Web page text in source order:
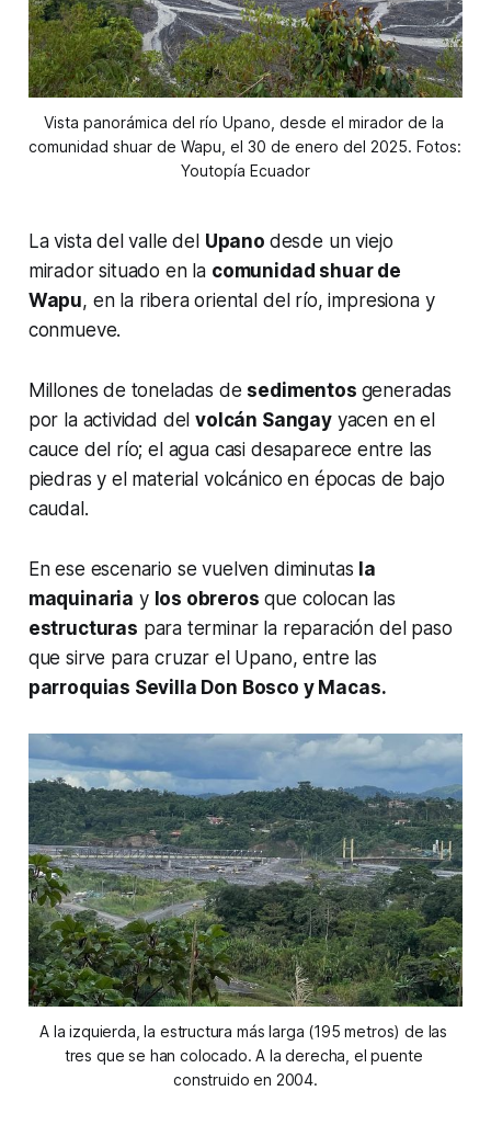
Vista panorámica del río Upano, desde el mirador de la
comunidad shuar de Wapu, el 30 de enero del 2025. Fotos:
Youtopía Ecuador
La vista del valle del Upano desde un viejo
mirador situado en la comunidad shuar de
Wapu, en la ribera oriental del río, impresiona y
conmueve.
Millones de toneladas de sedimentos generadas
por la actividad delvolcán Sangayyacen en el
cauce del río; el agua casi desaparece entre las
piedras y el material volcánico en épocas de bajo
caudal.
En ese escenario se vuelven diminutas la
maquinaria y los obreros que colocan las
estructuras para terminar la reparación del paso
que sirve para cruzar el Upano, entre las
parroquias Sevilla Don Bosco y Macas.
A la izquierda, la estructura más larga (195 metros) de las
tres que se han colocado. A la derecha, el puente
construido en 2004.